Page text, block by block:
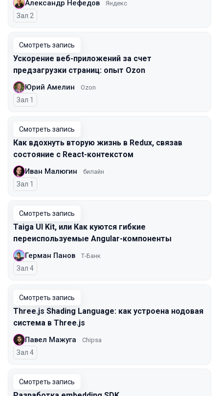
Александр Нефедов Яндекс
Зал 2
Смотреть запись
Ускорение веб-приложений за счет
предзагрузки страниц: опыт Ozon
Юрий Амелин Ozon
Зал 1
Смотреть запись
Как вдохнуть вторую жизнь в Redux, связав
состояние с React-контекстом
Иван Малюгин билайн
Зал 1
Смотреть запись
Taiga UI Kit, или Как куются гибкие
переиспользуемые Angular-компоненты
Герман Панов Т-Банк
Зал 4
Смотреть запись
Three.js Shading Language: как устроена нодовая
система в Three.js
Павел Мажуга Chipsa
Зал 4
Смотреть запись